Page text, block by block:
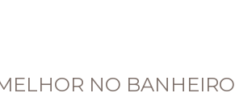
NO BANHEIRO